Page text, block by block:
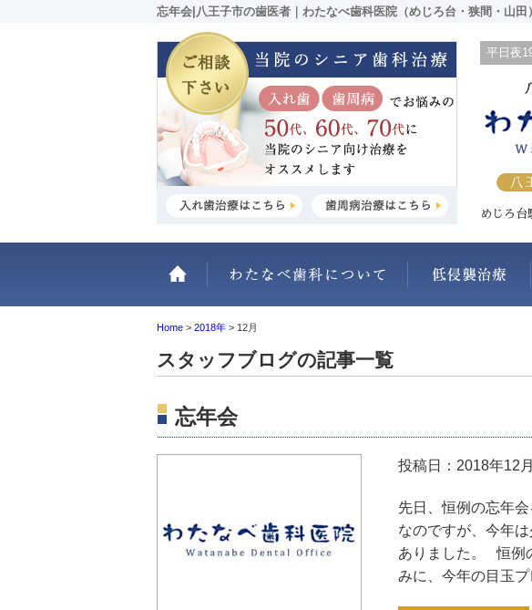
忘年会|八王子市の歯医者｜わたなべ歯科医院（めじろ台・狭間・山田）
平日夜
八
めじろ台
ホーム わたなべ歯科医院
Home > 2018年 > 12月
スタッフブログの記事一覧
忘年会
投稿日：2018年12
先日、恒例の忘年
なのですが、今年
ありました。 恒例
みに、今年の目玉